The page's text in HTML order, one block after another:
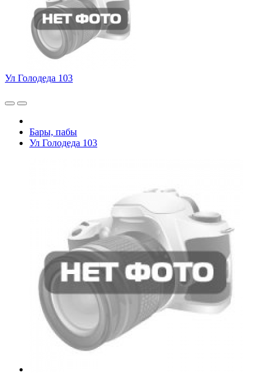
Ул Голодеда 103
Бары, пабы
Ул Голодеда 103